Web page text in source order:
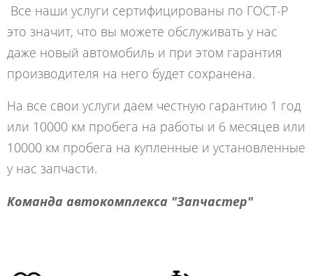
Все наши услуги сертифицированы по ГОСТ-Р
это значит, что вы можете обслуживать у нас
даже новый автомобиль и при этом гарантия
производителя на него будет сохранена.
На все свои услуги даем честную гарантию 1 год
или 10000 км пробега на работы и 6 месяцев или
10000 км пробега на купленные и установленные
у нас запчасти.
Команда автокомплекса "Запчастер"